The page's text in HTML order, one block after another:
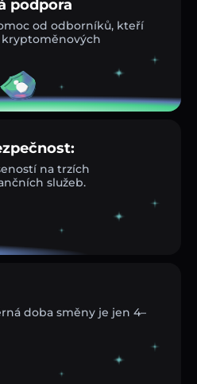
podpora
od odborníků, kteří
kryptoměnových
na trzích
služeb.
doba směny je jen 4–